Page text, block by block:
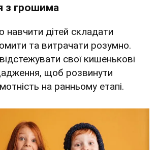
з грошима
навчити дітей складати
та витрачати розумно.
свої кишенькові
щоб розвинути
на ранньому етапі.